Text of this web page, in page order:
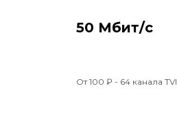
50 Мбит/с
От 100 ₽ - 64 канала